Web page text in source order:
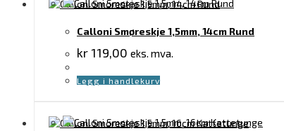
Calloni Smøreskje 1,5mm, 14cm Rund
kr 119,00 eks. mva.
Legg i handlekurv